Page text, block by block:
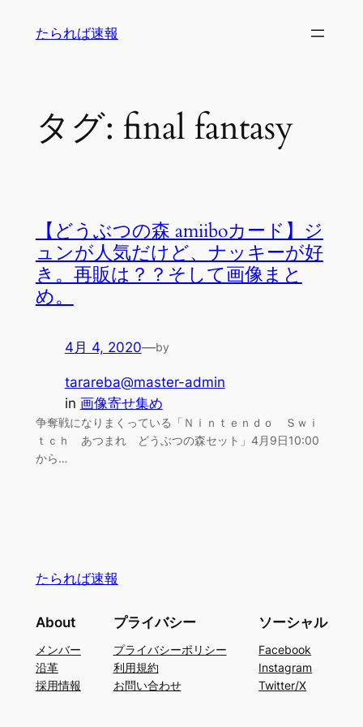
たられば速報
タグ: final fantasy
【どうぶつの森 amiiboカード】ジ
ュンが人気だけど、ナッキーが好
き。再販は？？そして画像まと
め。
4月 4, 2020—by
tarareba@master-admin
in 画像寄せ集め
争奪戦になりまくっている「Ｎｉｎｔｅｎｄｏ Ｓｗｉ
ｔｃｈ あつまれ どうぶつの森セット」4月9日10:00
から…
たられば速報
About
メンバー
沿革
採用情報
プライバシー
プライバシーポリシー
利用規約
お問い合わせ
ソーシャル
Facebook
Instagram
Twitter/X